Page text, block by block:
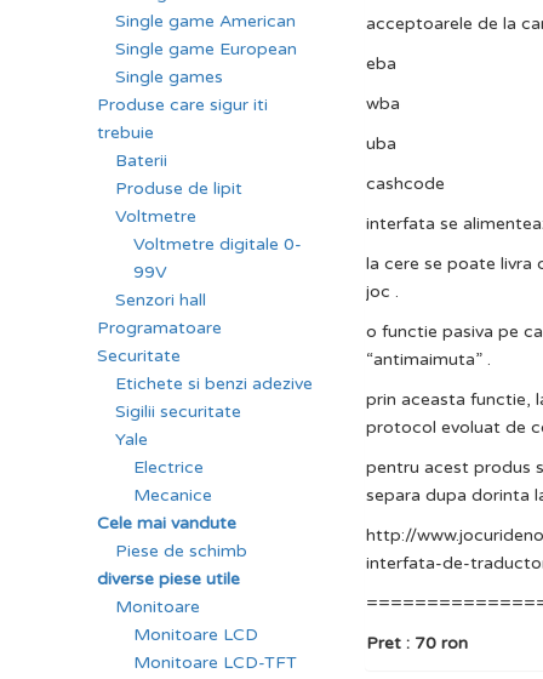
acceptoarele de la
eba
wba
uba
cashcode
interfata se
la cere se poate livra
joc .
o functie pasiva pe
“antimaimuta” .
prin aceasta functie,
protocol evoluat de
pentru acest produs
separa dupa dorinta
http://
interfata-de-
Pret : 70 ron
Single game American
Single game European
Single games
Produse care sigur iti
trebuie
Baterii
Produse de lipit
Voltmetre
Voltmetre digitale 0-
99V
Senzori hall
Programatoare
Securitate
Etichete si benzi adezive
Sigilii securitate
Yale
Electrice
Mecanice
Cele mai vandute
Piese de schimb
diverse piese utile
Monitoare
Monitoare LCD
Monitoare LCD-TFT